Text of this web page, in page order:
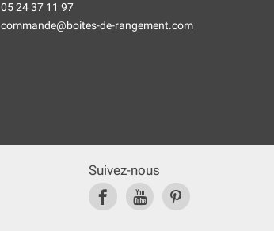
05 24 37 11 97
commande@boites-de-rangement.com
Suivez-nous